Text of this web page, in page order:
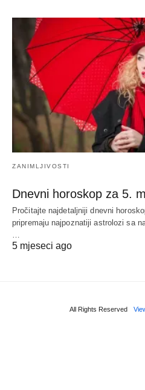
ZANIMLJIVOSTI
Dnevni horoskop za 5.
Pročitajte najdetaljniji dnevni
pripremaju najpoznatiji astrolozi sa
5 mjeseci ago
All Rights Reserved